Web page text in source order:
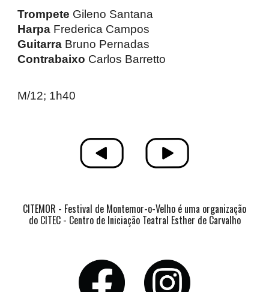
Trompete Gileno Santana
Harpa Frederica Campos
Guitarra Bruno Pernadas
Contrabaixo Carlos Barretto
M/12; 1h40
CITEMOR - Festival de Montemor-o-Velho é uma organização
do CITEC - Centro de Iniciação Teatral Esther de Carvalho